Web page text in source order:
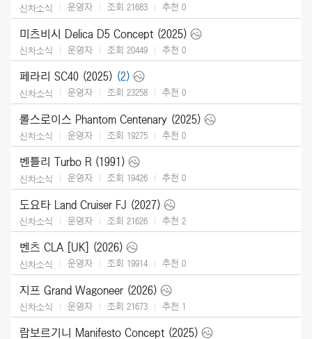
신차소식 운영자 조회 21683 추천 0
미츠비시 Delica D5 Concept (2025)
신차소식 운영자 조회 20449 추천 0
페라리 SC40 (2025) (2)
신차소식 운영자 조회 23258 추천 0
롤스로이스 Phantom Centenary (2025)
신차소식 운영자 조회 19275 추천 0
벤틀리 Turbo R (1991)
신차소식 운영자 조회 19426 추천 0
도요타 Land Cruiser FJ (2027)
신차소식 운영자 조회 21626 추천 2
벤츠 CLA [UK] (2026)
신차소식 운영자 조회 19914 추천 0
지프 Grand Wagoneer (2026)
신차소식 운영자 조회 21673 추천 1
람보르기니 Manifesto Concept (2025)